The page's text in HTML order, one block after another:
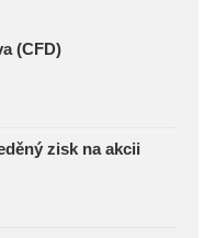
(CFD)
zisk na akcii